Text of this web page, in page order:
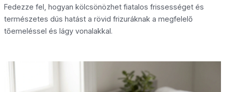
Fedezze fel, hogyan kölcsönözhet fiatalos frissességet és
természetes dús hatást a rövid frizuráknak a megfelelő
tőemeléssel és lágy vonalakkal.